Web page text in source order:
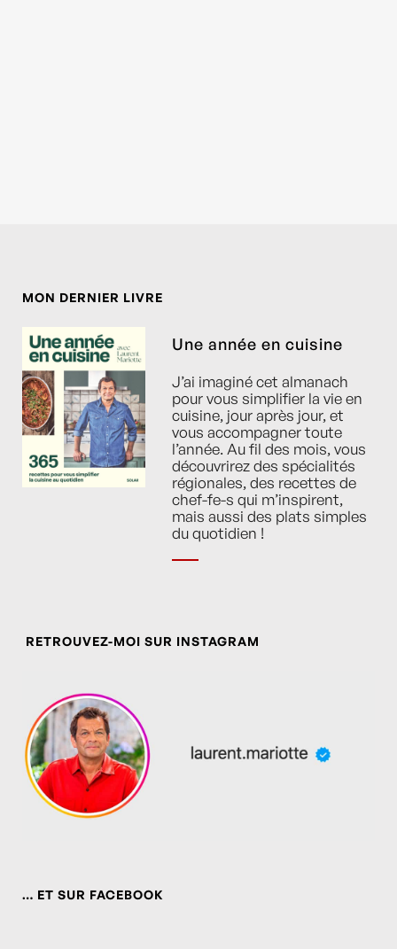
MON DERNIER LIVRE
Une année en cuisine
J’ai imaginé cet almanach
pour vous simplifier la vie en
cuisine, jour après jour, et
vous accompagner toute
l’année. Au fil des mois, vous
découvrirez des spécialités
régionales, des recettes de
chef-fe-s qui m’inspirent,
mais aussi des plats simples
du quotidien !
RETROUVEZ-MOI SUR INSTAGRAM
… ET SUR FACEBOOK